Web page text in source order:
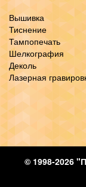
Вышивка
Тиснение
Тампопечать
Шелкография
Деколь
Лазерная
© 1998-2026